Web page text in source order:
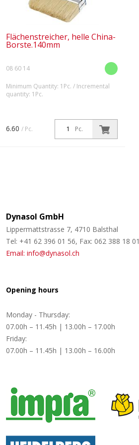
Flächenstreicher, helle China-
Borste.140mm
08 60 14
Minimum Quantity: 1Pc. / Incremental
quantity: 1Pc.
und Lackierarbeiten auf großen
Flächen. Leicht und handlich.
Ausgestattet mit Synthetik-
Pc.
6.60 / Pc.
Dynasol GmbH
Lippermattstrasse 7, 4710 Balsthal
Tel: +41 62 396 01 56, Fax: 062 388 18 01
Email: info@dynasol.ch
Opening hours
Monday - Thursday:
07.00h – 11.45h | 13.00h – 17.00h
Friday:
07.00h – 11.45h | 13.00h – 16.00h